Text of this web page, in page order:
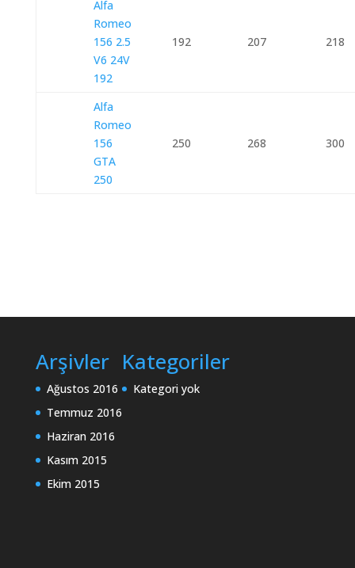
Alfa
Romeo
156 2.5
V6 24V
192
192 207 218
Alfa
Romeo
156
GTA
250
250 268 300
Arşivler
Ağustos 2016
Temmuz 2016
Haziran 2016
Kasım 2015
Ekim 2015
Kategoriler
Kategori yok